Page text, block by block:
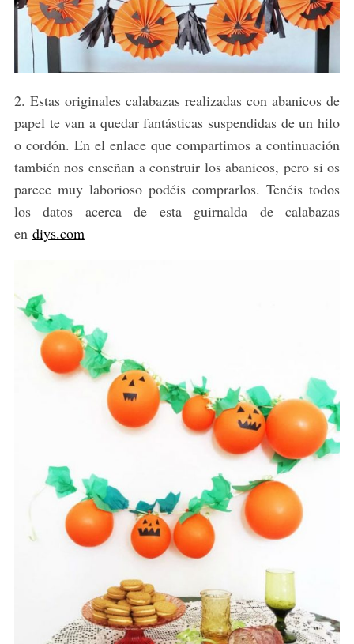
2. Estas originales calabazas realizadas con abanicos de
papel te van a quedar fantásticas suspendidas de un hilo
o cordón. En el enlace que compartimos a continuación
también nos enseñan a construir los abanicos, pero si os
parece muy laborioso podéis comprarlos. Tenéis todos
los datos acerca de esta guirnalda de calabazas
en diys.com